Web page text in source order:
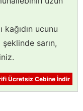
ucunu
sarın,
Ücretsiz Cebine İndir